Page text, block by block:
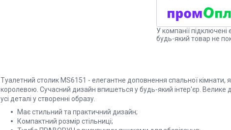
У компанії
будь-який товар не
Туалетний столик MS6151 - елегантне доповнення спальної кімнати,
королевою. Сучасний дизайн впишеться у будь-який інтер'єр. Велике
усі деталі у створенні образу.
Має стильний та практичний дизайн;
Компактний розмір стільниці;